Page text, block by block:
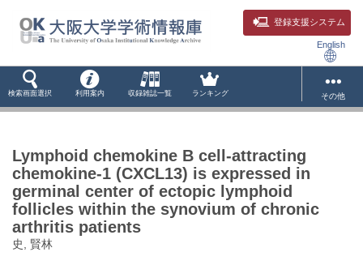
登録支援システム
English
検索画面選択 利用案内 収録雑誌一覧 ランキング その他
Lymphoid chemokine B cell-attracting
chemokine-1 (CXCL13) is expressed in
germinal center of ectopic lymphoid
follicles within the synovium of chronic
arthritis patients
史, 賢林